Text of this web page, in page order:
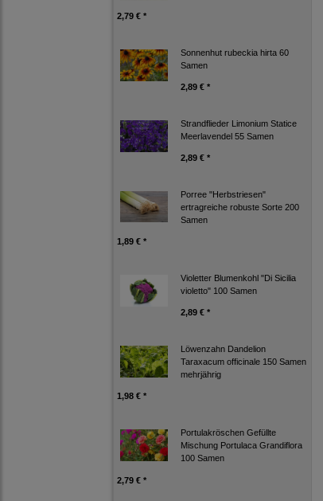
2,79 € *
Sonnenhut rubeckia hirta 60
Samen
2,89 € *
Strandflieder Limonium Statice
Meerlavendel 55 Samen
2,89 € *
Porree "Herbstriesen"
ertragreiche robuste Sorte 200
Samen
1,89 € *
Violetter Blumenkohl "Di Sicilia
violetto" 100 Samen
2,89 € *
Löwenzahn Dandelion
Taraxacum officinale 150 Samen
mehrjährig
1,98 € *
Portulakröschen Gefüllte
Mischung Portulaca Grandiflora
100 Samen
2,79 € *